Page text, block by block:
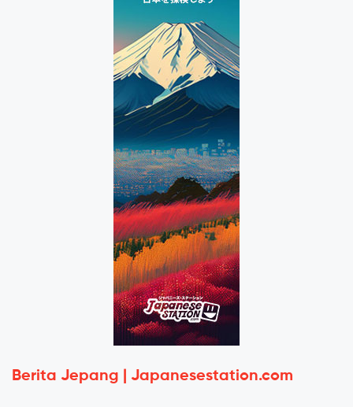
Berita Jepang | Japanesestation.com